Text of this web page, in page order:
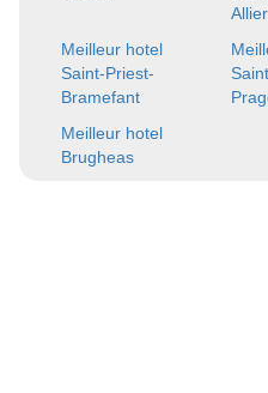
Allier
Meilleur hotel
Saint-Priest-
Bramefant
Meilleur hotel
Brugheas